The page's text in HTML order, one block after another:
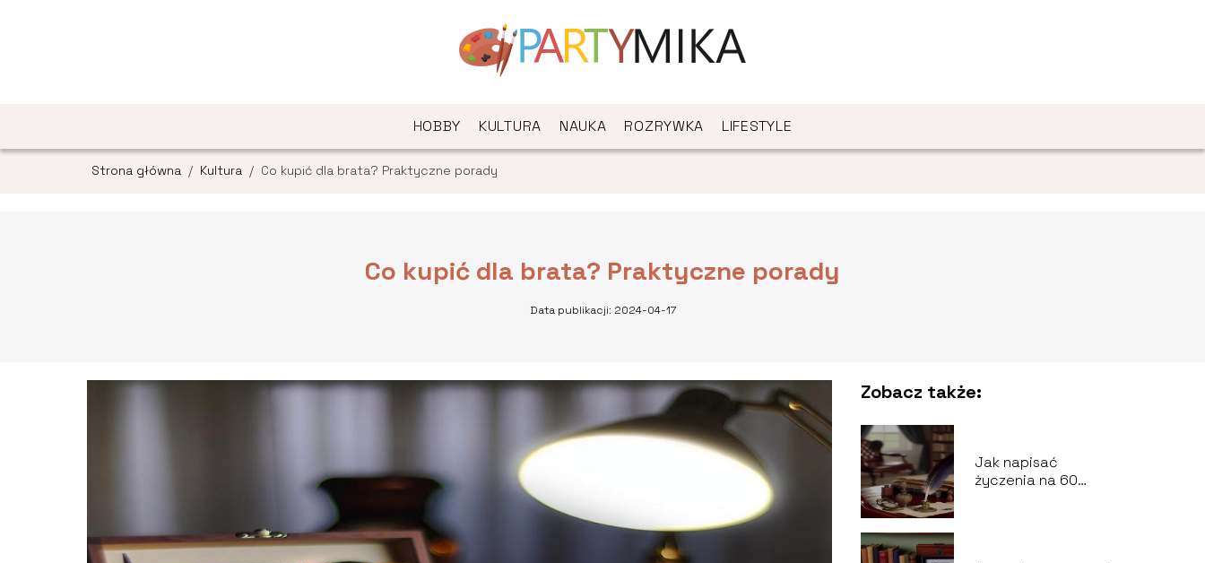
HOBBY KULTURA NAUKA ROZRYWKA LIFESTYLE
Strona główna / Kultura / Co kupić dla brata? Praktyczne porady
Co kupić dla brata? Praktyczne porady
Data publikacji: 2024-04-17
Zobacz także:
Jak napisać
życzenia na 60